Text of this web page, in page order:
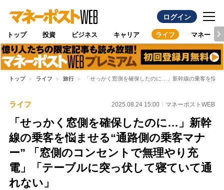
ログイン
トップ 投資 ビジネス キャリア ライフ マネー
トップ ライフ 旅行 「せっかく窓側を確保したのに…」新幹線の乗客を悩
ライフ 2025.08.24 15:00 マネーポストWEB
「せっかく窓側を確保したのに…」新幹
線の乗客を悩ませる“通路側の乗客マナ
ー” 「窓側のコンセントで無理やり充
電」「テーブルに突っ伏して寝ていて通
れない」